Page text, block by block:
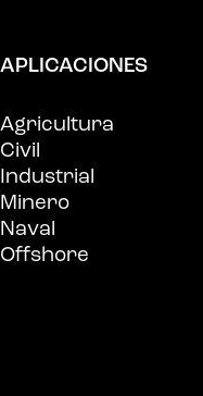
APLICACIONES
Agricultura
Civil
Industrial
Minero
Naval
Offshore